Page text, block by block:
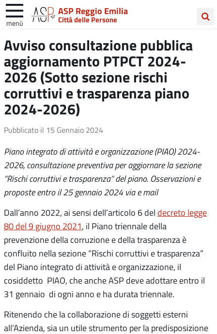
ASP Reggio Emilia
Città delle Persone
menù
nel
sito
Avviso consultazione pubblica
aggiornamento PTPCT 2024-
2026 (Sotto sezione rischi
corruttivi e trasparenza piano
2024-2026)
Pubblicato il 15 Gennaio 2024
Piano integrato di attività e organizzazione (PIAO) 2024-
2026, consultazione preventiva per aggiornare la sezione
“Rischi corruttivi e trasparenza” del piano. Osservazioni e
proposte entro il 25 gennaio 2024 via e mail
Dall’anno 2022, ai sensi dell’articolo 6 del decreto legge
80 del 9 giugno 2021, il Piano triennale della
prevenzione della corruzione e della trasparenza è
confluito nella sezione “Rischi corruttivi e trasparenza”
del Piano integrato di attività e organizzazione, il
cosiddetto PIAO, che anche ASP deve adottare entro il
31 gennaio di ogni anno e ha durata triennale.
Ritenendo che la collaborazione di soggetti esterni
all’Azienda, sia un utile strumento per la predisposizione